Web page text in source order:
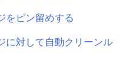
をピン留めする
に対して自動クリーンル